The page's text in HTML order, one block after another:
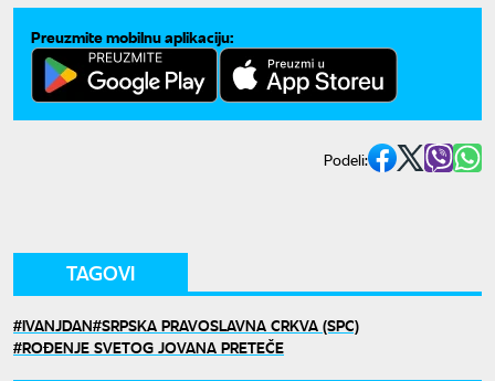
Preuzmite mobilnu aplikaciju:
Podeli:
TAGOVI
IVANJDAN SRPSKA PRAVOSLAVNA CRKVA (SPC)
ROĐENJE SVETOG JOVANA PRETEČE